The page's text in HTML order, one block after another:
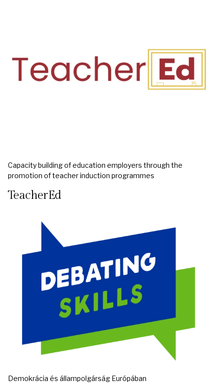
Capacity building of education employers through the
promotion of teacher induction programmes
TeacherEd
Demokrácia és állampolgárság Európában